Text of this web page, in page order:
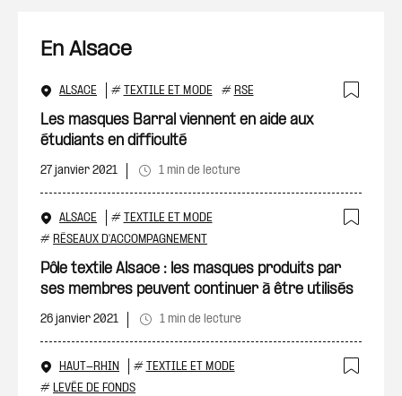
En Alsace
ALSACE # TEXTILE ET MODE # RSE
Les masques Barral viennent en aide aux
étudiants en difficulté
27 janvier 2021 1 min de lecture
ALSACE # TEXTILE ET MODE
# RÉSEAUX D'ACCOMPAGNEMENT
Pôle textile Alsace : les masques produits par
ses membres peuvent continuer à être utilisés
26 janvier 2021 1 min de lecture
HAUT-RHIN # TEXTILE ET MODE
# LEVÉE DE FONDS